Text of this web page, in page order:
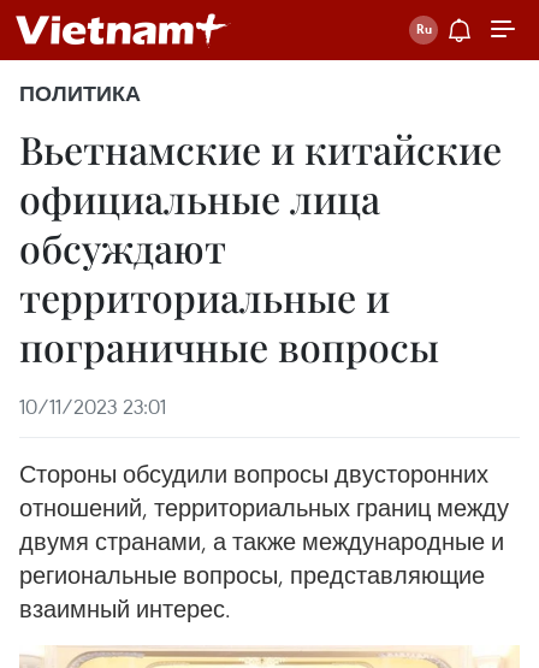
ПОЛИТИКА
Вьетнамские и китайские
официальные лица
обсуждают
территориальные и
пограничные вопросы
10/11/2023 23:01
Стороны обсудили вопросы двусторонних
отношений, территориальных границ между
двумя странами, а также международные и
региональные вопросы, представляющие
взаимный интерес.